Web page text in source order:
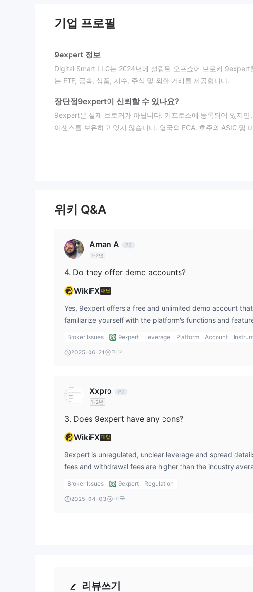
기업 프로필
9expert 정보
Digital Smart LLC는 2024년에 설립된 오프쇼어 브로커 9expert
는 ETF, 금속, 상품, 지수, 주식 및 외환 거래를 제공합니다.
장단점9expert이 신뢰할 수 있나요?
9expert은 실제 브로커가 아닙니다. 키프로스에 등록되어 있지
이센스를 보유하고 있지 않습니다. 영국의 FCA, 호주의 ASIC 및
계정 유형
9expert은 거래 플랫폼에서 제공하는 레버리지 수준을 명확히 공
9expert의 전반적인 수수료 구조는 업계 기준과 비교했을 때 평
할 때 특히 높습니다. 거래 수수료에 대해서는 외환, 지수 또는
비거래 수수료
위키 Q&A
Aman A
1-2년
4. Do they offer demo accounts?
WikiFX대답
Yes, 9expert offers a free and unlimited demo account
familiarize yourself with the platform's functions and
committing real money.
Broker Issues 9expert Leverage Platform Account
2025-06-21 미국
Xxpro
1-2년
3. Does 9expert have any cons?
WikiFX대답
9expert is unregulated, unclear leverage and spread
fees and withdrawal fees are higher than the industry
Broker Issues 9expert Regulation
2025-04-03 미국
리뷰쓰기